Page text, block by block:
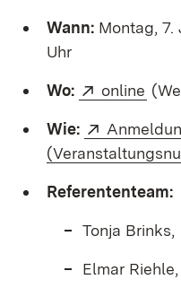
Wann: Montag, 7.
Uhr
Wo: Extern:
online
Wie: Extern:
Referententeam:
Tonja Brinks,
Elmar Riehle,